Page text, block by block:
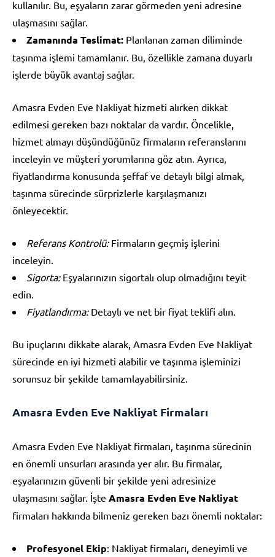
kullanılır. Bu, eşyaların zarar görmeden yeni adresine
ulaşmasını sağlar.
Zamanında Teslimat: Planlanan zaman diliminde
taşınma işlemi tamamlanır. Bu, özellikle zamana duyarlı
işlerde büyük avantaj sağlar.
Amasra Evden Eve Nakliyat hizmeti alırken dikkat
edilmesi gereken bazı noktalar da vardır. Öncelikle,
hizmet almayı düşündüğünüz firmaların referanslarını
inceleyin ve müşteri yorumlarına göz atın. Ayrıca,
fiyatlandırma konusunda şeffaf ve detaylı bilgi almak,
taşınma sürecinde sürprizlerle karşılaşmanızı
önleyecektir.
Referans Kontrolü:Firmaların geçmiş işlerini
inceleyin.
Sigorta:Eşyalarınızın sigortalı olup olmadığını teyit
edin.
Fiyatlandırma:Detaylı ve net bir fiyat teklifi alın.
Bu ipuçlarını dikkate alarak, Amasra Evden Eve Nakliyat
sürecinde en iyi hizmeti alabilir ve taşınma işleminizi
sorunsuz bir şekilde tamamlayabilirsiniz.
Amasra Evden Eve Nakliyat Firmaları
Amasra Evden Eve Nakliyat firmaları, taşınma sürecinin
en önemli unsurları arasında yer alır. Bu firmalar,
eşyalarınızın güvenli bir şekilde yeni adresinize
ulaşmasını sağlar. İşte Amasra Evden Eve Nakliyat
firmaları hakkında bilmeniz gereken bazı önemli noktalar:
Profesyonel Ekip: Nakliyat firmaları, deneyimli ve